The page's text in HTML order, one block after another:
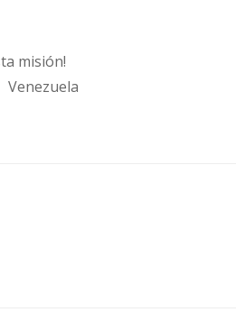
misión!
Venezuela